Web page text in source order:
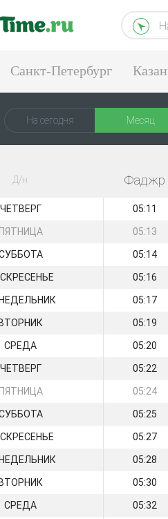
Санкт-Петербург
На сегодня Месяц
Д/н Фаджр
ЧЕТВЕРГ 05:11
ПЯТНИЦА 05:13
05:14
05:16
05:17
ВТОРНИК 05:19
СРЕДА 05:20
ЧЕТВЕРГ 05:22
ПЯТНИЦА 05:24
05:25
05:27
05:28
ВТОРНИК 05:30
СРЕДА 05:32